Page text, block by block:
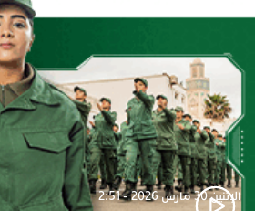
الإثنين 30 مارس 2026 - 2:51